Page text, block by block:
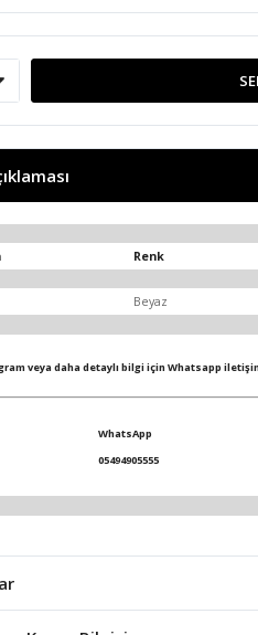
Renk
Beyaz
veya daha detaylı bilgi için Whatsapp
WhatsApp
05494905555